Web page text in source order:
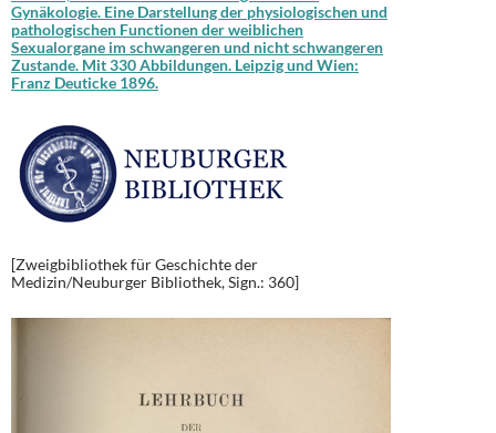
Gynäkologie. Eine Darstellung der physiologischen und
pathologischen Functionen der weiblichen
Sexualorgane im schwangeren und nicht schwangeren
Zustande. Mit 330 Abbildungen. Leipzig und Wien:
Franz Deuticke 1896.
[Zweigbibliothek für Geschichte der
Medizin/Neuburger Bibliothek, Sign.: 360]